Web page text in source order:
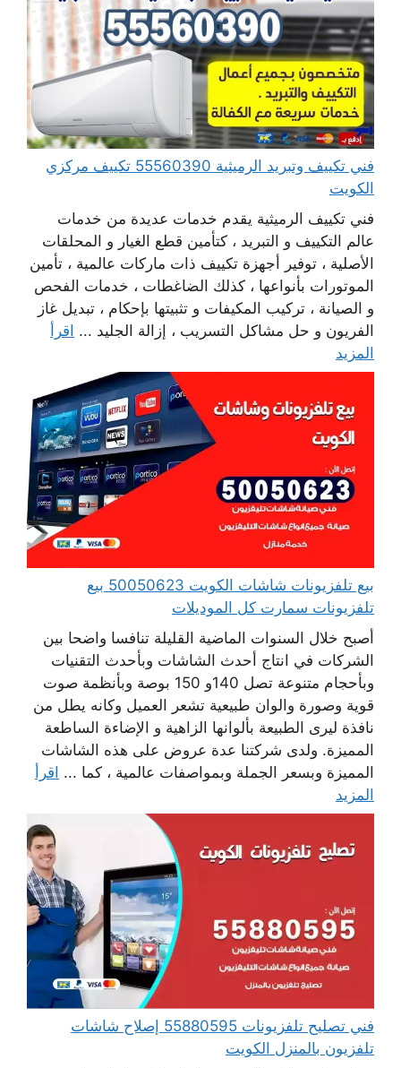
فني تكييف وتبريد الرميثية 55560390 تكييف مركزي
الكويت
فني تكييف الرميثية يقدم خدمات عديدة من خدمات
عالم التكييف و التبريد ، كتأمين قطع الغيار و المحلقات
الأصلية ، توفير أجهزة تكييف ذات ماركات عالمية ، تأمين
الموتورات بأنواعها ، كذلك الضاغطات ، خدمات الفحص
و الصيانة ، تركيب المكيفات و تثبيتها بإحكام ، تبديل غاز
الفريون و حل مشاكل التسريب ، إزالة الجليد ... اقرأ
المزيد
بيع تلفزيونات شاشات الكويت 50050623 بيع
تلفزيونات سمارت كل الموديلات
أصبح خلال السنوات الماضية القليلة تنافسا واضحا بين
الشركات في انتاج أحدث الشاشات وبأحدث التقنيات
وبأحجام متنوعة تصل 140و 150 بوصة وبأنظمة صوت
قوية وصورة والوان طبيعية تشعر العميل وكانه يطل من
نافذة ليرى الطبيعة بألوانها الزاهية و الإضاءة الساطعة
المميزة. ولدى شركتنا عدة عروض على هذه الشاشات
المميزة وبسعر الجملة وبمواصفات عالمية ، كما ... اقرأ
المزيد
فني تصليح تلفزيونات 55880595 إصلاح شاشات
تلفزيون بالمنزل الكويت